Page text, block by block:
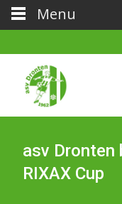
asv
RIXAX Cup
Menu